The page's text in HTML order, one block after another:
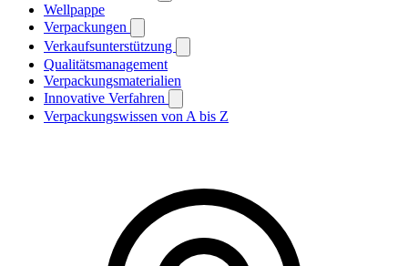
Wellpappe
Verpackungen
Verkaufsunterstützung
Qualitätsmanagement
Verpackungsmaterialien
Innovative Verfahren
Verpackungswissen von A bis Z